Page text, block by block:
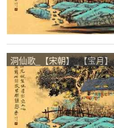
洞仙歌_【宋朝】_【宝月】